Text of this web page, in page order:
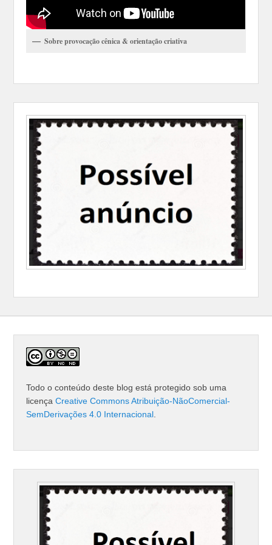
Sobre provocação cênica & orientação criativa
Todo o conteúdo deste blog está protegido sob uma
licençaCreative Commons Atribuição-NãoComercial-
SemDerivações 4.0 Internacional.